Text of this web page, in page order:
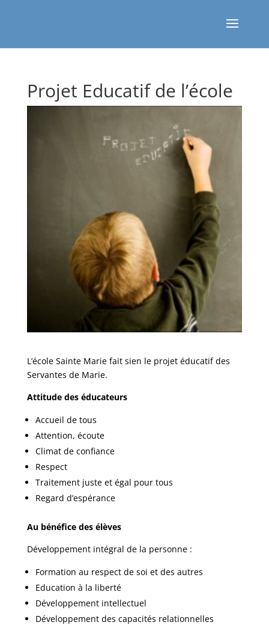
Projet Educatif de l’école
L’école Sainte Marie fait sien le projet éducatif des
Servantes de Marie.
Attitude des éducateurs
Accueil de tous
Attention, écoute
Climat de confiance
Respect
Traitement juste et égal pour tous
Regard d’espérance
Au bénéfice des élèves
Développement intégral de la personne :
Formation au respect de soi et des autres
Education à la liberté
Développement intellectuel
Développement des capacités relationnelles